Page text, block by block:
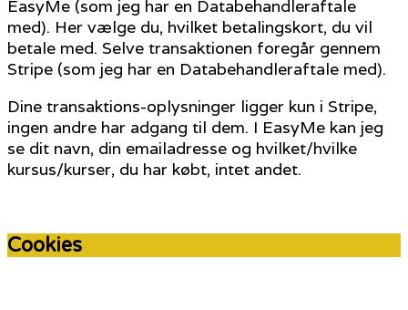
EasyMe (som jeg har en Databehandleraftale
med). Her vælge du, hvilket betalingskort, du vil
betale med. Selve transaktionen foregår gennem
Stripe (som jeg har en Databehandleraftale med).
Dine transaktions-oplysninger ligger kun i Stripe,
ingen andre har adgang til dem. I EasyMe kan jeg
se dit navn, din emailadresse og hvilket/hvilke
kursus/kurser, du har købt, intet andet.
Cookies